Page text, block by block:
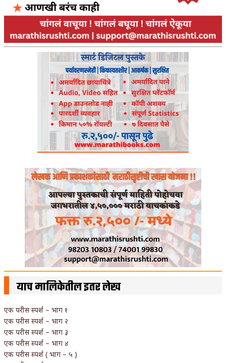
याच मालिकेतील इतर लेख
एक परीस स्पर्श – भाग १
एक परीस स्पर्श – भाग २
एक परीस स्पर्श – भाग ३
एक परीस स्पर्श – भाग ४
एक परीस स्पर्श ( भाग – ५ )